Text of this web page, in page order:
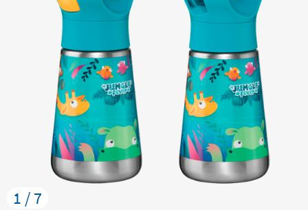
1 / 7